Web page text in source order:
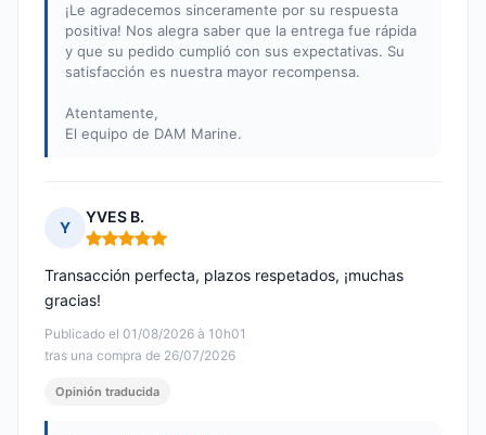
¡Le agradecemos sinceramente por su respuesta
positiva! Nos alegra saber que la entrega fue rápida
y que su pedido cumplió con sus expectativas. Su
satisfacción es nuestra mayor recompensa.
Atentamente,
El equipo de DAM Marine.
Y
YVES B.
Nota: 5 de 5
Publicado el 01/08/2026 à 10h01
tras una compra de 26/07/2026
Transacción perfecta, plazos respetados, ¡muchas
gracias!
Opinión traducida